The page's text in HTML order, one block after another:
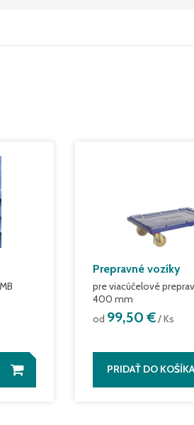
Prepravné vozíky
pre viacúčelové
400 mm
od 99,50 €/ Ks
PRIDAŤ DO KOŠÍKA